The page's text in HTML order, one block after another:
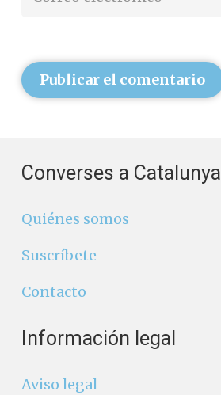
Publicar el comentario
Converses a Catalunya
Quiénes somos
Suscríbete
Contacto
Información legal
Aviso legal